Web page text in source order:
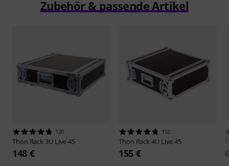
Zubehör & passende Artikel
120
Thon Rack 3U Live 45
148 €
152
Thon Rack 4U Live 45
155 €